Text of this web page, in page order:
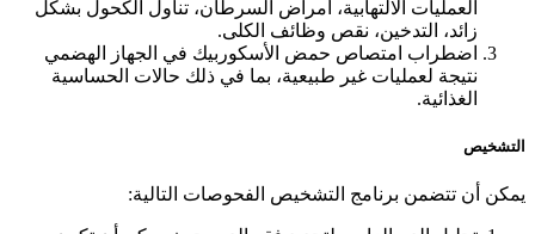
العمليات الالتهابية، أمراض السرطان، تناول الكحول بشكل
زائد، التدخين، نقص وظائف الكلى.
اضطراب امتصاص حمض الأسكوربيك في الجهاز الهضمي
نتيجة لعمليات غير طبيعية، بما في ذلك حالات الحساسية
الغذائية.
التشخيص
يمكن أن تتضمن برنامج التشخيص الفحوصات التالية: